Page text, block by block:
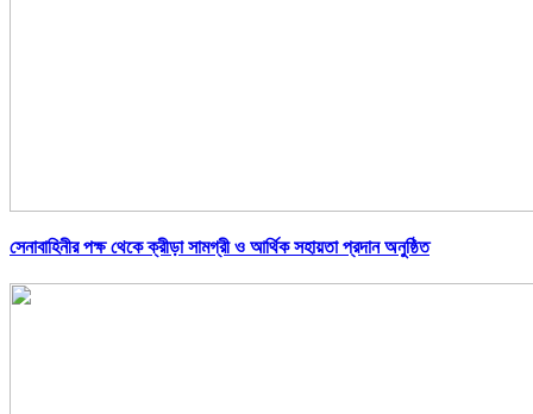
সেনাবাহিনীর পক্ষ থেকে ক্রীড়া সামগ্রী ও আর্থিক সহায়তা প্রদান অনুষ্ঠিত